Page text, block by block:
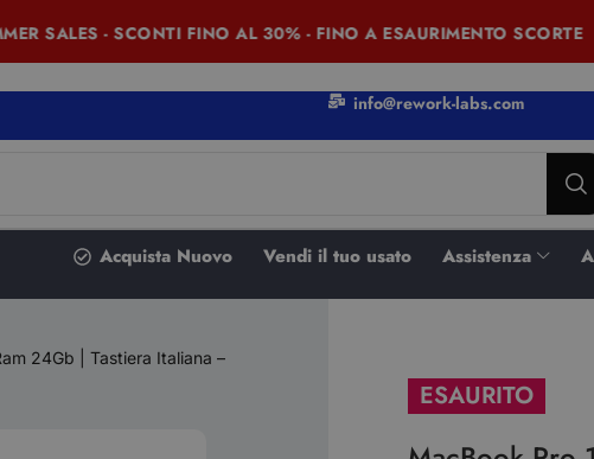
SALES - SCONTI FINO AL 30% - FINO A ESAURIMENTO SCORTE
info@rework-labs.com
Acquista Nuovo Vendi il tuo usato Assistenza
24Gb | Tastiera Italiana –
ESAURITO